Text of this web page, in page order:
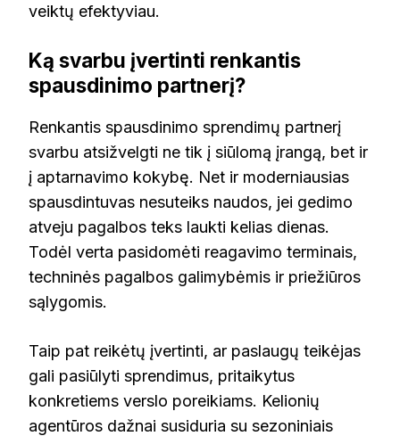
veiktų efektyviau.
Ką svarbu įvertinti renkantis
spausdinimo partnerį?
Renkantis spausdinimo sprendimų partnerį
svarbu atsižvelgti ne tik į siūlomą įrangą, bet ir
į aptarnavimo kokybę. Net ir moderniausias
spausdintuvas nesuteiks naudos, jei gedimo
atveju pagalbos teks laukti kelias dienas.
Todėl verta pasidomėti reagavimo terminais,
techninės pagalbos galimybėmis ir priežiūros
sąlygomis.
Taip pat reikėtų įvertinti, ar paslaugų teikėjas
gali pasiūlyti sprendimus, pritaikytus
konkretiems verslo poreikiams. Kelionių
agentūros dažnai susiduria su sezoniniais